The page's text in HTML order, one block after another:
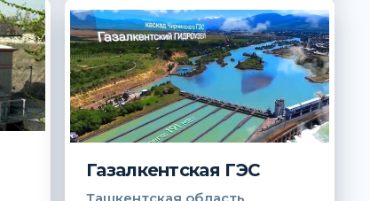
Газалкентская ГЭС